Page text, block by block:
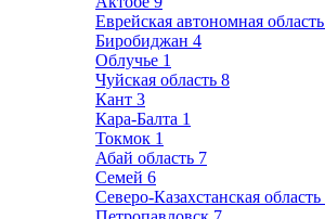
Еврейская автономная область
Биробиджан 4
Облучье 1
Чуйская область 8
Кант 3
Кара-Балта 1
Токмок 1
Абай область 7
Семей 6
Северо-Казахстанская область